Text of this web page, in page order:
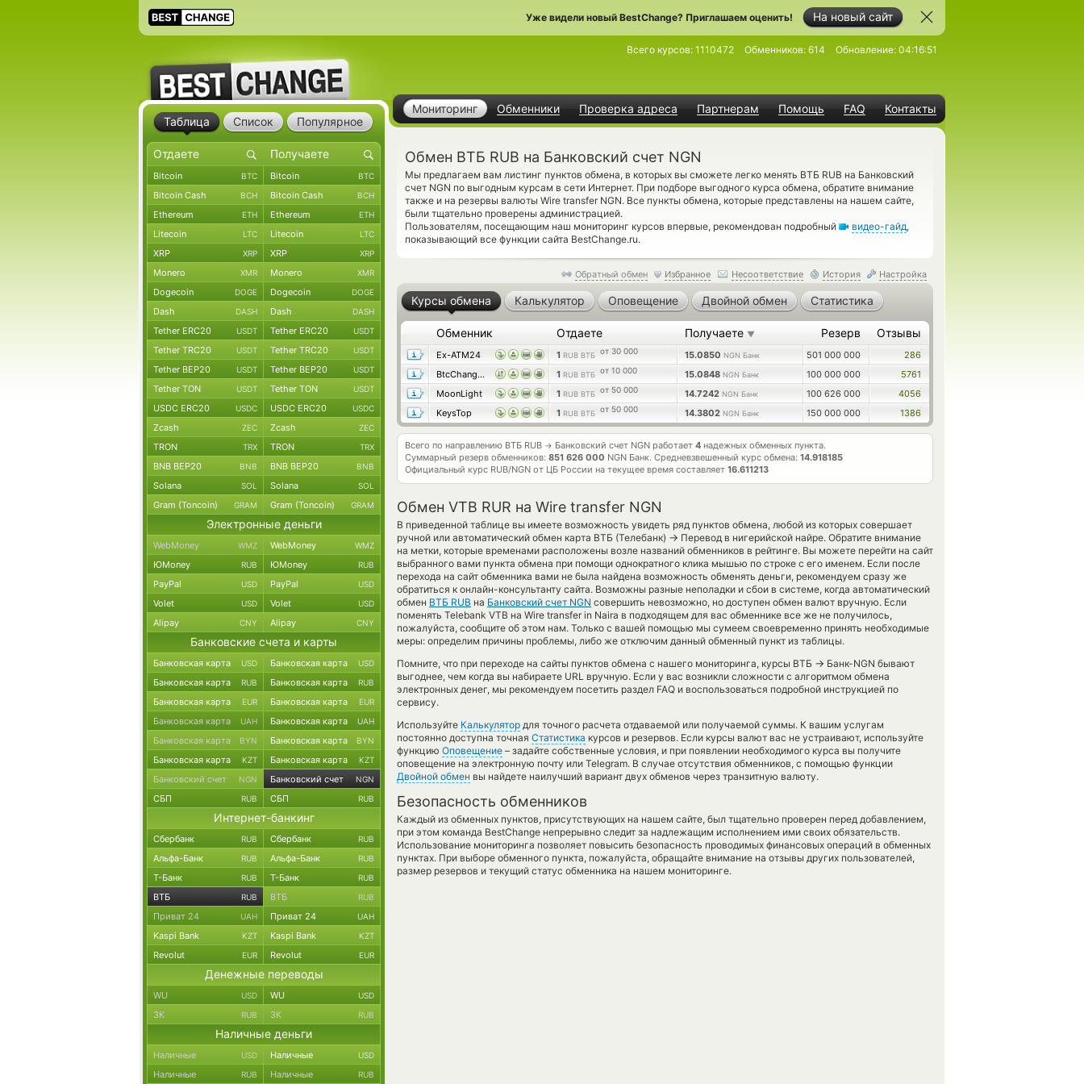
На новый сайт
Уже видели новый BestChange? Приглашаем оценить!
Мониторинг Обменники Проверка адреса Партнерам Помощь FAQ Контакты
Всего курсов: 1110472 Обменников: 614 Обновление: 04:16:51
Обмен ВТБ RUB на Банковский счет NGN
Мы предлагаем вам листинг пунктов обмена, в которых вы сможете легко менять ВТБ RUB на Банковский
счет NGN по выгодным курсам в сети Интернет. При подборе выгодного курса обмена, обратите внимание
также и на резервы валюты Wire transfer NGN. Все пункты обмена, которые представлены на нашем сайте,
были тщательно проверены администрацией.
Пользователям, посещающим наш мониторинг курсов впервые, рекомендован подробный
видео-гайд,
показывающий все функции сайта BestChange.ru.
Обратный обмен Избранное Несоответствие История Настройка
Курсы обмена Калькулятор Оповещение Двойной обмен Статистика
Обменник Отдаете Получаете ▼ Резерв Отзывы
Ex-ATM24 1 RUB ВТБ от 30 000 15.0850 NGN Банк 501 000 000
286
BtcChange24
1 RUB ВТБ от 10 000 15.0848 NGN Банк 100 000 000
5761
MoonLight
1 RUB ВТБ от 50 000 14.7242 NGN Банк 100 626 000
4056
KeysTop
1 RUB ВТБ от 50 000 14.3802 NGN Банк 150 000 000 1386
Всего по направлению ВТБ RUB → Банковский счет NGN работает 4 надежных обменных пункта.
Суммарный резерв обменников: 851 626 000 NGN Банк. Средневзвешенный курс обмена: 14.918185
Официальный курс RUB/NGN от ЦБ России на текущее время составляет 16.611213
Обмен VTB RUR на Wire transfer NGN
В приведенной таблице вы имеете возможность увидеть ряд пунктов обмена, любой из которых совершает
ручной или автоматический обмен карта ВТБ (Телебанк) → Перевод в нигерийской найре. Обратите внимание
на метки, которые временами расположены возле названий обменников в рейтинге. Вы можете перейти на сайт
выбранного вами пункта обмена при помощи однократного клика мышью по строке с его именем. Если после
перехода на сайт обменника вами не была найдена возможность обменять деньги, рекомендуем сразу же
обратиться к онлайн-консультанту сайта. Возможны разные неполадки и сбои в системе, когда автоматический
обмен ВТБ RUB на Банковский счет NGN совершить невозможно, но доступен обмен валют вручную. Если
поменять Telebank VTB на Wire transfer in Naira в подходящем для вас обменнике все же не получилось,
пожалуйста, сообщите об этом нам. Только с вашей помощью мы сумеем своевременно принять необходимые
меры: определим причины проблемы, либо же отключим данный обменный пункт из таблицы.
Помните, что при переходе на сайты пунктов обмена с нашего мониторинга, курсы ВТБ → Банк-NGN бывают
выгоднее, чем когда вы набираете URL вручную. Если у вас возникли сложности с алгоритмом обмена
электронных денег, мы рекомендуем посетить раздел FAQ и воспользоваться подробной инструкцией по
сервису.
Используйте Калькулятор для точного расчета отдаваемой или получаемой суммы. К вашим услугам
постоянно доступна точная Статистика курсов и резервов. Если курсы валют вас не устраивают, используйте
функцию Оповещение – задайте собственные условия, и при появлении необходимого курса вы получите
оповещение на электронную почту или Telegram. В случае отсутствия обменников, с помощью функции
Двойной обмен вы найдете наилучший вариант двух обменов через транзитную валюту.
Безопасность обменников
Каждый из обменных пунктов, присутствующих на нашем сайте, был тщательно проверен перед добавлением,
при этом команда BestChange непрерывно следит за надлежащим исполнением ими своих обязательств.
Использование мониторинга позволяет повысить безопасность проводимых финансовых операций в обменных
пунктах. При выборе обменного пункта, пожалуйста, обращайте внимание на отзывы других пользователей,
размер резервов и текущий статус обменника на нашем мониторинге.
Таблица Список Популярное
Bitcoin BTC Bitcoin BTC
Bitcoin Cash BCH Bitcoin Cash BCH
Ethereum ETH Ethereum ETH
Litecoin LTC Litecoin LTC
XRP XRP XRP XRP
Monero XMR Monero XMR
Dogecoin DOGE Dogecoin DOGE
Dash DASH Dash DASH
Tether ERC20 USDT Tether ERC20 USDT
Tether TRC20 USDT Tether TRC20 USDT
Tether BEP20 USDT Tether BEP20 USDT
Tether TON USDT Tether TON USDT
USDC ERC20 USDC USDC ERC20 USDC
Zcash ZEC Zcash ZEC
TRON TRX TRON TRX
BNB BEP20 BNB BNB BEP20 BNB
Solana SOL Solana SOL
Gram (Toncoin) GRAM Gram (Toncoin) GRAM
Электронные деньги
WebMoney WMZ WebMoney WMZ
ЮMoney RUB ЮMoney RUB
PayPal USD PayPal USD
Volet USD Volet USD
Alipay CNY Alipay CNY
Банковские счета и карты
Банковская карта USD Банковская карта USD
Банковская карта RUB Банковская карта RUB
Банковская карта EUR Банковская карта EUR
Банковская карта UAH Банковская карта UAH
Банковская карта BYN Банковская карта BYN
Банковская карта KZT Банковская карта KZT
Банковский счет NGN Банковский счет NGN
СБП RUB СБП RUB
Интернет-банкинг
Сбербанк RUB Сбербанк RUB
Альфа-Банк RUB Альфа-Банк RUB
Т-Банк RUB Т-Банк RUB
ВТБ RUB ВТБ RUB
Приват 24 UAH Приват 24 UAH
Kaspi Bank KZT Kaspi Bank KZT
Revolut EUR Revolut EUR
Денежные переводы
WU USD WU USD
ЗК RUB ЗК RUB
Наличные деньги
Наличные USD Наличные USD
Наличные RUB Наличные RUB